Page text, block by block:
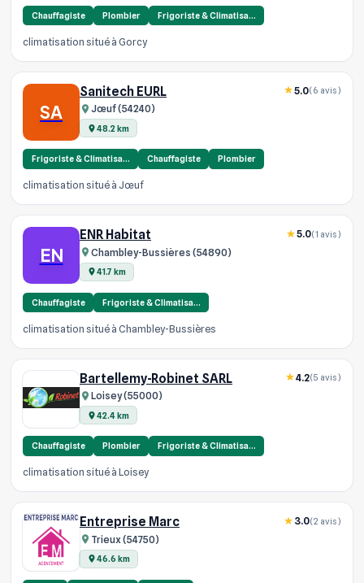
Chauffagiste Plombier Frigoriste & Climatisa…
climatisation situé à Gorcy
SA
Sanitech EURL
Jœuf (54240)
48.2 km
5.0(6 avis)
Frigoriste & Climatisa… Chauffagiste Plombier
climatisation situé à Jœuf
EN
ENR Habitat
Chambley-Bussières (54890)
41.7 km
5.0(1 avis)
Chauffagiste Frigoriste & Climatisa…
climatisation situé à Chambley-Bussières
Bartellemy-Robinet SARL
Loisey (55000)
42.4 km
4.2(5 avis)
Chauffagiste Plombier Frigoriste & Climatisa…
climatisation situé à Loisey
Entreprise Marc
Trieux (54750)
46.6 km
3.0(2 avis)